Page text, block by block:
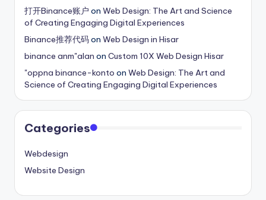
打开Binance账户 on Web Design: The Art and Science
of Creating Engaging Digital Experiences
Binance推荐代码on Web Design in Hisar
binance anm"alan on Custom 10X Web Design Hisar
"oppna binance-konto on Web Design: The Art and
Science of Creating Engaging Digital Experiences
Categories
Webdesign
Website Design